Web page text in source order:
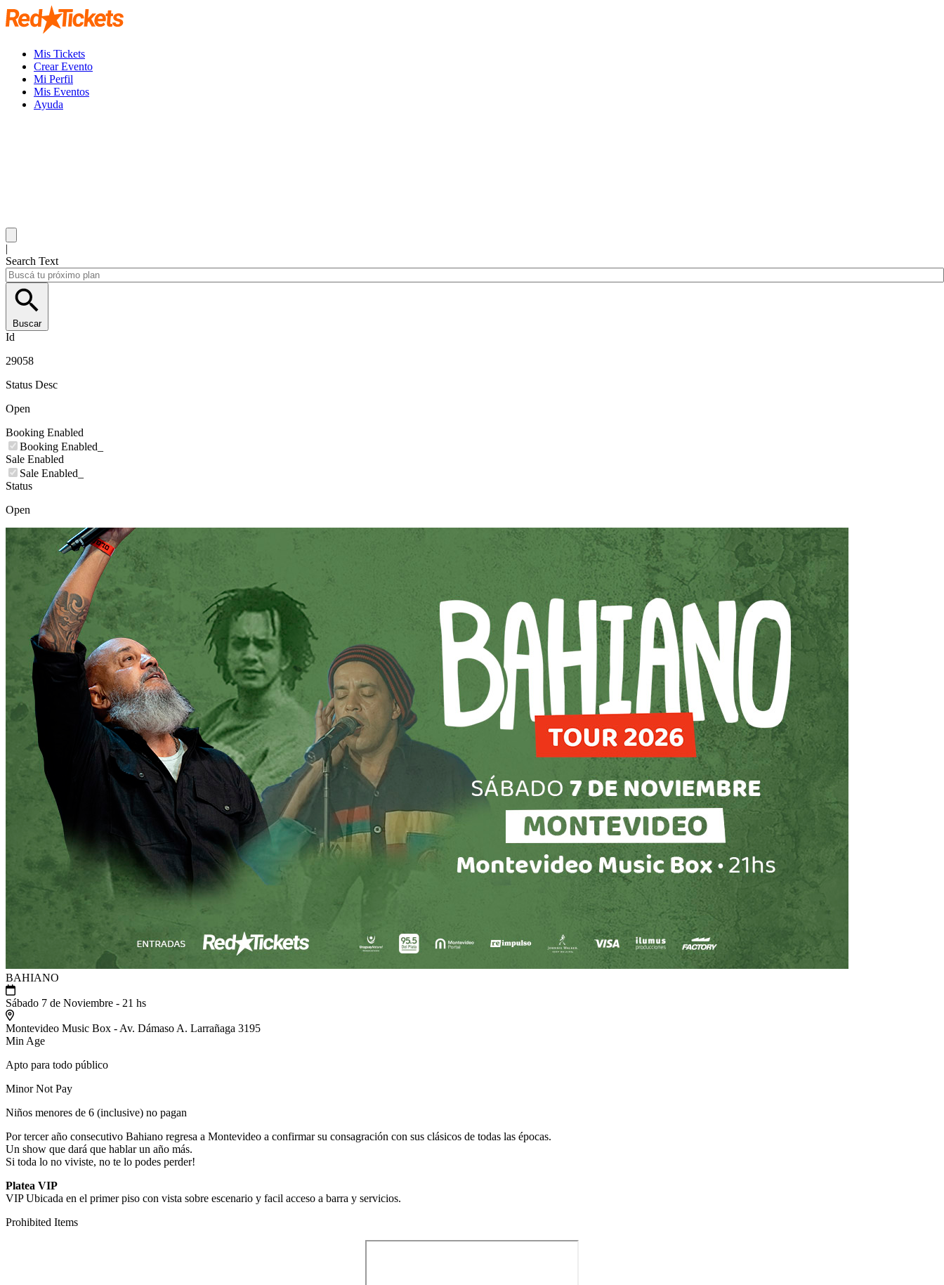
Mis Tickets
Crear Evento
Mi Perfil
Mis Eventos
Ayuda
|
Search Text
Buscar
Id
29058
Status Desc
Open
Booking Enabled
Booking Enabled_
Sale Enabled
Sale Enabled_
Status
Open
BAHIANO
Sábado 7 de Noviembre - 21 hs
Montevideo Music Box - Av. Dámaso A. Larrañaga 3195
Min Age
Apto para todo público
Minor Not Pay
Niños menores de 6 (inclusive) no pagan
Por tercer año consecutivo Bahiano regresa a Montevideo a confirmar su consagración con sus clásicos de todas las épocas.
Un show que dará que hablar un año más.
Si toda lo no viviste, no te lo podes perder!
Platea VIP
VIP Ubicada en el primer piso con vista sobre escenario y facil acceso a barra y servicios.
Prohibited Items